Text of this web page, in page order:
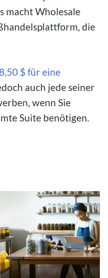
macht Wholesale
die
$ für eine
auch jede seiner
wenn Sie
Suite benötigen.